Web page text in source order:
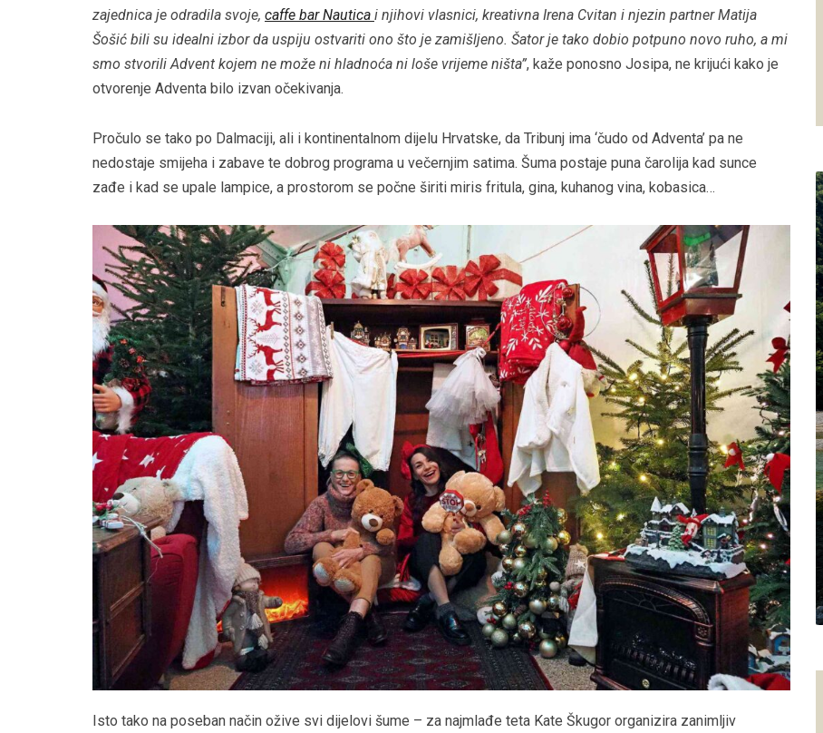
zajednica je odradila svoje, caffe bar Nautica i njihovi vlasnici, kreativna Irena Cvitan i njezin partner Matija
Šošić bili su idealni izbor da uspiju ostvariti ono što je zamišljeno. Šator je tako dobio potpuno novo ruho, a mi
smo stvorili Advent kojem ne može ni hladnoća ni loše vrijeme ništa”, kaže ponosno Josipa, ne krijući kako je
otvorenje Adventa bilo izvan očekivanja.
Pročulo se tako po Dalmaciji, ali i kontinentalnom dijelu Hrvatske, da Tribunj ima ‘čudo od Adventa’ pa ne
nedostaje smijeha i zabave te dobrog programa u večernjim satima. Šuma postaje puna čarolija kad sunce
zađe i kad se upale lampice, a prostorom se počne širiti miris fritula, gina, kuhanog vina, kobasica…
Isto tako na poseban način ožive svi dijelovi šume – za najmlađe teta Kate Škugor organizira zanimljiv